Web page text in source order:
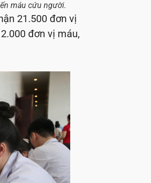
máu cứu người.
21.500 đơn vị
đơn vị máu,